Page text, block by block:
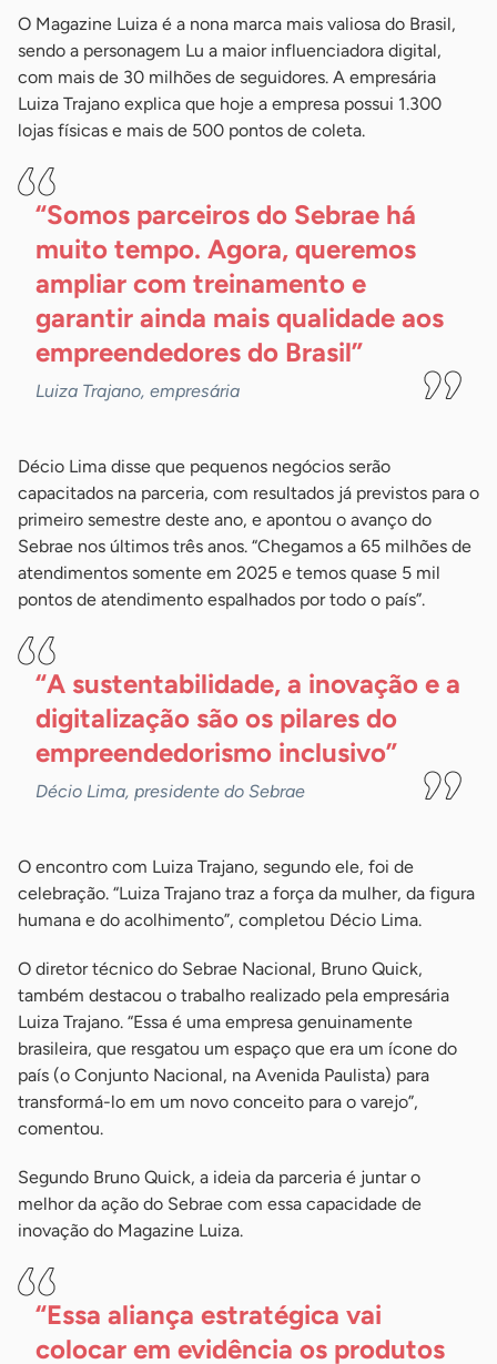
O Magazine Luiza é a nona marca mais valiosa do Brasil,
sendo a personagem Lu a maior influenciadora digital,
com mais de 30 milhões de seguidores. A empresária
Luiza Trajano explica que hoje a empresa possui 1.300
lojas físicas e mais de 500 pontos de coleta.
“Somos parceiros do Sebrae há
muito tempo. Agora, queremos
ampliar com treinamento e
garantir ainda mais qualidade aos
empreendedores do Brasil”
Luiza Trajano, empresária
Décio Lima disse que pequenos negócios serão
capacitados na parceria, com resultados já previstos para o
primeiro semestre deste ano, e apontou o avanço do
Sebrae nos últimos três anos. “Chegamos a 65 milhões de
atendimentos somente em 2025 e temos quase 5 mil
pontos de atendimento espalhados por todo o país”.
“A sustentabilidade, a inovação e a
digitalização são os pilares do
empreendedorismo inclusivo”
Décio Lima, presidente do Sebrae
O encontro com Luiza Trajano, segundo ele, foi de
celebração. “Luiza Trajano traz a força da mulher, da figura
humana e do acolhimento”, completou Décio Lima.
O diretor técnico do Sebrae Nacional, Bruno Quick,
também destacou o trabalho realizado pela empresária
Luiza Trajano. “Essa é uma empresa genuinamente
brasileira, que resgatou um espaço que era um ícone do
país (o Conjunto Nacional, na Avenida Paulista) para
transformá-lo em um novo conceito para o varejo”,
comentou.
Segundo Bruno Quick, a ideia da parceria é juntar o
melhor da ação do Sebrae com essa capacidade de
inovação do Magazine Luiza.
“Essa aliança estratégica vai
colocar em evidência os produtos